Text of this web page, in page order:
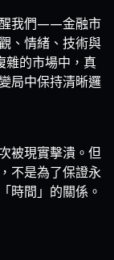
醒我們——金融市
、情緒、技術與
雜的市場中，真
局中保持清晰邏
被現實擊潰。但
不是為了保證永
時間」的關係。